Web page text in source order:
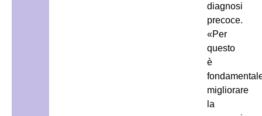
diagnosi
precoce.
«Per
questo
è
migliorare
la